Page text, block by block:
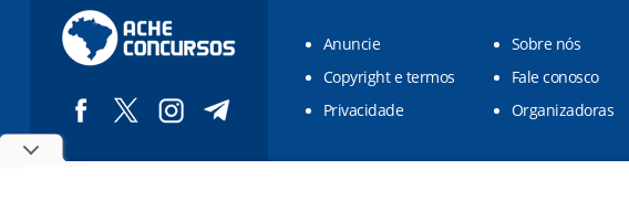
Anuncie
Sobre nós
Copyright e termos
Fale conosco
Privacidade
Organizadoras